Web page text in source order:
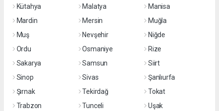
Kütahya
Malatya
Manisa
Mardin
Mersin
Muğla
Muş
Nevşehir
Niğde
Ordu
Osmaniye
Rize
Sakarya
Samsun
Siirt
Sinop
Sivas
Şanlıurfa
Şırnak
Tekirdağ
Tokat
Trabzon
Tunceli Uşak